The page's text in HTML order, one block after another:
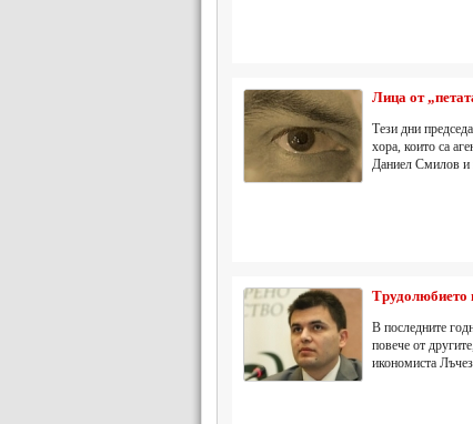
Лица от
Тези дни
хора, които са
Даниел Смилов и
Трудолюбието
В последните
повече от
икономиста